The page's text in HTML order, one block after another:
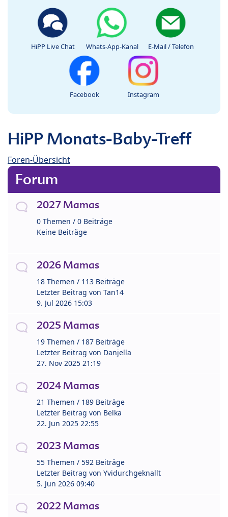
HiPP Live Chat Whats-App-Kanal E-Mail / Telefon
Facebook Instagram
HiPP Monats-Baby-Treff
Foren-Übersicht
Forum
2027 Mamas
0 Themen / 0 Beiträge
Keine Beiträge
2026 Mamas
18 Themen / 113 Beiträge
Letzter Beitrag von Tan14
9. Jul 2026 15:03
2025 Mamas
19 Themen / 187 Beiträge
Letzter Beitrag von Danjella
27. Nov 2025 21:19
2024 Mamas
21 Themen / 189 Beiträge
Letzter Beitrag von Belka
22. Jun 2025 22:55
2023 Mamas
55 Themen / 592 Beiträge
Letzter Beitrag von Yvidurchgeknallt
5. Jun 2026 09:40
2022 Mamas